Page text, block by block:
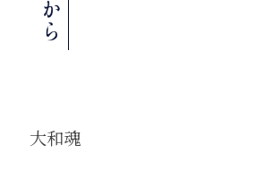
大和魂